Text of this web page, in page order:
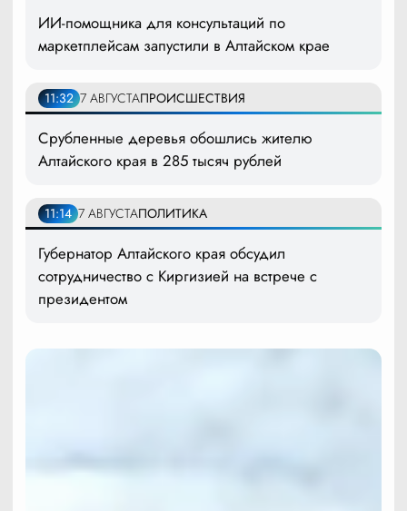
ИИ-помощника для консультаций по
маркетплейсам запустили в Алтайском крае
11:32 7 АВГУСТАПРОИСШЕСТВИЯ
Срубленные деревья обошлись жителю
Алтайского края в 285 тысяч рублей
11:14 7 АВГУСТАПОЛИТИКА
Губернатор Алтайского края обсудил
сотрудничество с Киргизией на встрече с
президентом